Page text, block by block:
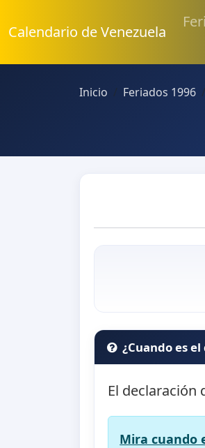
Calendario de Venezuela
Inicio Feriados 1996
¿Cuando es
El declaración
Mira cuando